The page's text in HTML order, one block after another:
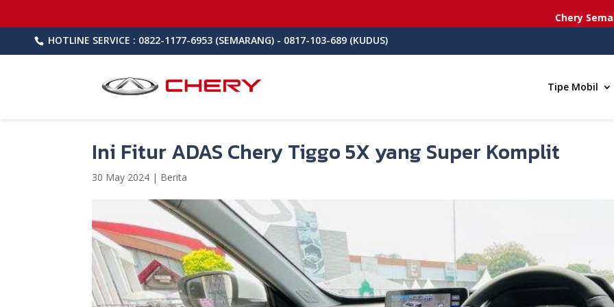
HOTLINE SERVICE : 0822-1177-6953 (SEMARANG) - 0817-103-689 (KUDUS)
Tipe Mobil
Ini Fitur ADAS Chery Tiggo 5X yang Super Komplit
30 May 2024 | Berita
Chery Semarang-